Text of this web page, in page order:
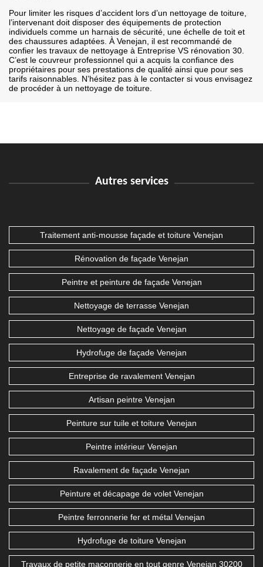
Pour limiter les risques d’accident lors d’un nettoyage de toiture,
l’intervenant doit disposer des équipements de protection
individuels comme un harnais de sécurité, une échelle de toit et
des chaussures adaptées. À Venejan, il est recommandé de
confier les travaux de nettoyage à Entreprise VS rénovation 30.
C’est le couvreur professionnel qui a acquis la confiance des
propriétaires pour ses prestations de qualité ainsi que pour ses
tarifs raisonnables. N’hésitez pas à le contacter si vous envisagez
de procéder à un nettoyage de toiture.
Autres services
Traitement anti-mousse façade et toiture Venejan
Rénovation de façade Venejan
Peintre et peinture de façade Venejan
Nettoyage de terrasse Venejan
Nettoyage de façade Venejan
Hydrofuge de façade Venejan
Entreprise de ravalement Venejan
Artisan peintre Venejan
Peinture sur tuile et toiture Venejan
Peintre intérieur Venejan
Ravalement de façade Venejan
Peinture et décapage de volet Venejan
Peintre ferronnerie fer et métal Venejan
Hydrofuge de toiture Venejan
Travaux de petite maçonnerie en tout genre Venejan 30200